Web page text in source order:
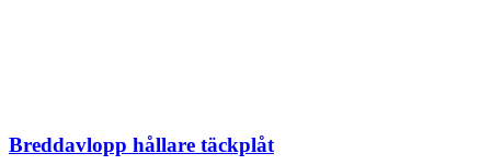
Breddavlopp hållare täckplåt